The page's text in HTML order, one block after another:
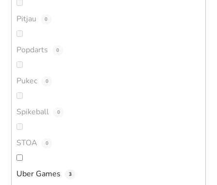
Pitjau 0
Popdarts 0
Pukec 0
Spikeball 0
STOA 0
Uber Games 3